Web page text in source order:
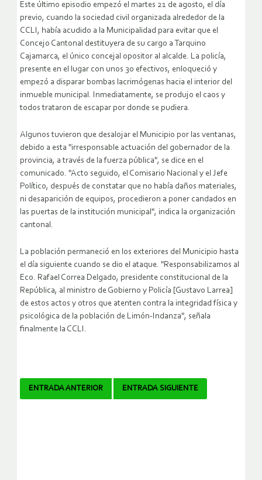
Este último episodio empezó el martes 21 de agosto, el día
previo, cuando la sociedad civil organizada alrededor de la
CCLI, había acudido a la Municipalidad para evitar que el
Concejo Cantonal destituyera de su cargo a Tarquino
Cajamarca, el único concejal opositor al alcalde. La policía,
presente en el lugar con unos 30 efectivos, enloqueció y
empezó a disparar bombas lacrimógenas hacia el interior del
inmueble municipal. Inmediatamente, se produjo el caos y
todos trataron de escapar por donde se pudiera.
Algunos tuvieron que desalojar el Municipio por las ventanas,
debido a esta "irresponsable actuación del gobernador de la
provincia, a través de la fuerza pública", se dice en el
comunicado. "Acto seguido, el Comisario Nacional y el Jefe
Político, después de constatar que no había daños materiales,
ni desaparición de equipos, procedieron a poner candados en
las puertas de la institución municipal", indica la organización
cantonal.
La población permaneció en los exteriores del Municipio hasta
el día siguiente cuando se dio el ataque. "Responsabilizamos al
Eco. Rafael Correa Delgado, presidente constitucional de la
República, al ministro de Gobierno y Policía [Gustavo Larrea]
de estos actos y otros que atenten contra la integridad física y
psicológica de la población de Limón-Indanza", señala
finalmente la CCLI.
Navegador
ENTRADA ANTERIOR ENTRADA SIGUIENTE